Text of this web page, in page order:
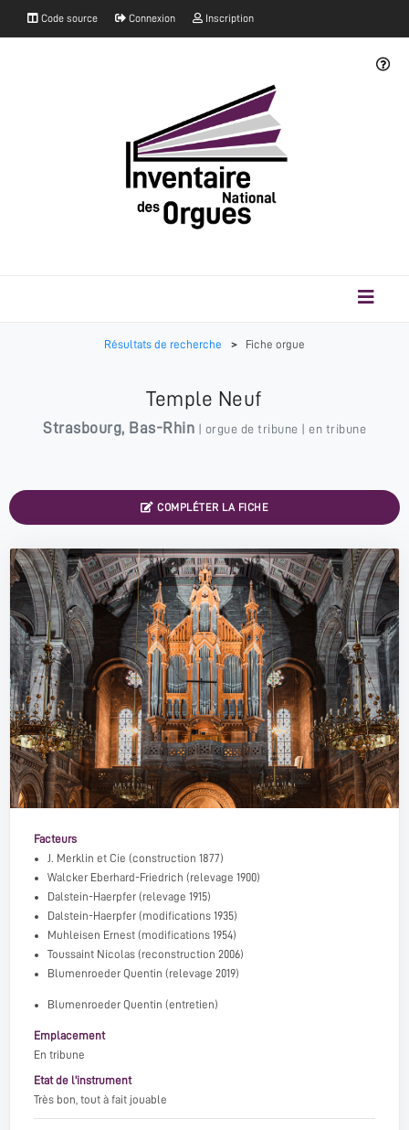
Code source Connexion Inscription
Résultats de recherche > Fiche orgue
Temple Neuf
Strasbourg, Bas-Rhin | orgue de tribune | en tribune
COMPLÉTER LA FICHE
Facteurs
J. Merklin et Cie (construction 1877)
Walcker Eberhard-Friedrich (relevage 1900)
Dalstein-Haerpfer (relevage 1915)
Dalstein-Haerpfer (modifications 1935)
Muhleisen Ernest (modifications 1954)
Toussaint Nicolas (reconstruction 2006)
Blumenroeder Quentin (relevage 2019)
Blumenroeder Quentin (entretien)
Emplacement
En tribune
Etat de l'instrument
Très bon, tout à fait jouable